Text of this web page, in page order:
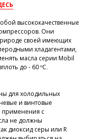
высококачественные
Они
своей имеющих
хладагентами,
масла серии Mobil
до - 60 ºС.
для холодильных
и винтовые
применения с
не должны
диоксид серы или R